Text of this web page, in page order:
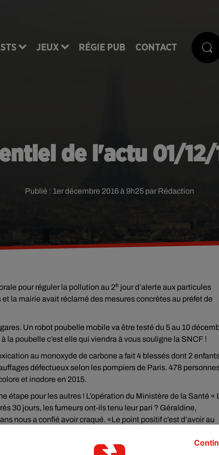
JEUX RÉGIE PUB CONTACT
de l'actu 01/12/
Publié : 1er décembre 2016 à 9h25 par Rédaction
pour réguler la pollution au 2e jour d’alerte aux particules
la mairie avait réclamé des mesures concrètes au préfet de
Un robot poubelle mobile va être testé du 5 au 10
la poubelle c’est elle qui viendra à vous souligne la SNCF !
au monoxyde de carbone a fait 4 blessés dont 2
défectueux selon les pompiers de Paris. 478
et inodore en 2015.
étape pour les autres ! L’opération du Ministère de la Santé «
30 jours, les fumeurs ont-ils tenu leur pari ? Géraldine,
nous a confié avoir craqué. «Le point positif c’est d’avoir au
de 180.000 français auraient tenté l’expérience.
commissariat. Annonce de la préfecture, presque deux